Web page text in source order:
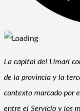
La capital del Limarí
de la provincia y la
contexto marcado por
entre el Servicio y los